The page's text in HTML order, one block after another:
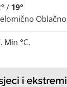
/ 19°
Oblačno
Min °C.
i ekstremi